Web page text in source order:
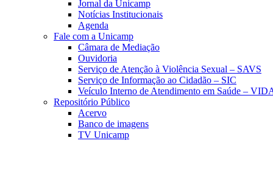
Jornal da Unicamp
Notícias Institucionais
Agenda
Fale com a Unicamp
Câmara de Mediação
Ouvidoria
Serviço de Atenção à Violência Sexual – SAVS
Serviço de Informação ao Cidadão – SIC
Veículo Interno de Atendimento em Saúde –
Repositório Público
Acervo
Banco de imagens
TV Unicamp